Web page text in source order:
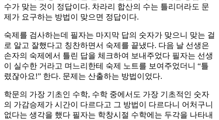
수가 맞는 것이 정답이다. 차라리 합산의 수는 틀리더라도 문
제가 요구하는 방법이 맞으면 정답이다.
숙제를 검사하는데 필자는 마지막 답의 숫자가 맞으니 맞는 걸
로 알고 잘했다고 칭찬하면서 숙제를 끝냈다. 다음 날 선생은
손자의 숙제에서 틀린 답을 체크하여 보내주었다 필자는 선생
이 실수한 거라고 며느리한테 숙제 노트를 보여주었더니 “틀
렸잖아요!” 한다. 문제는 산출하는 방법이었다.
학문의 가장 기초인 수학, 수학 중에서도 가장 기초적인 숫자
의 가감승제가 시간이 다르다고 그 방법이 다르다니 어처구니
없다는 생각을 했다 필자는 학창시절 수학에는 두각을 나타내